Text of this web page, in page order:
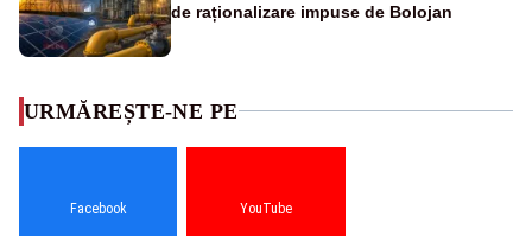
de raționalizare impuse de Bolojan
URMĂREȘTE-NE PE
Facebook YouTube